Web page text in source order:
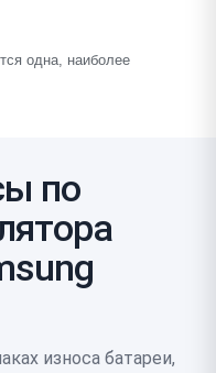
одна, наиболее
по
износа батареи,